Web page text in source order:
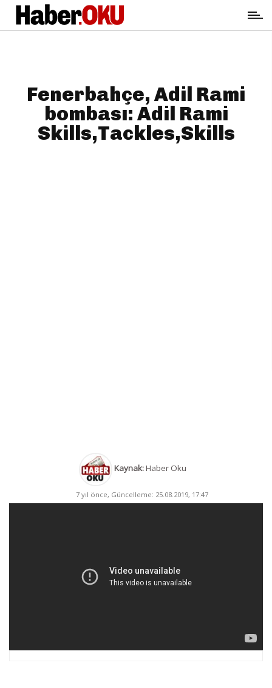
Fenerbahçe, Adil Rami
bombası: Adil Rami
Skills,Tackles,Skills
Kaynak:Haber Oku
7 yıl önce, Güncelleme: 25.08.2019, 17:47